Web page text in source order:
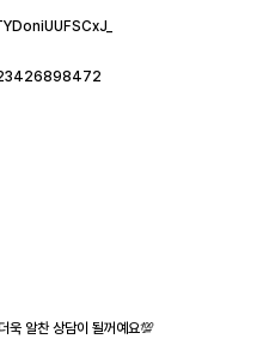
욱 알찬 상담이 될꺼예요💯